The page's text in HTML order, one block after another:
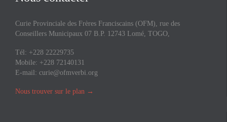
Curie Provinciale des Frères Franciscains (OFM), rue des
Conseillers Municipaux 07 B.P. 12743 Lomé, TOGO,
Tél: +228 22229735
Mobile: +228 72140131
E-mail: curie@ofmverbi.org
Nous trouver sur le plan →